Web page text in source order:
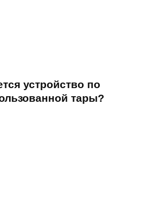
устройство по
тары?